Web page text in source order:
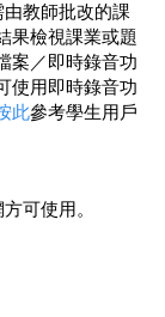
教師批改的課
果檢視課業或題
案／即時錄音功
使用即時錄音功
此參考學生用戶
可使用。